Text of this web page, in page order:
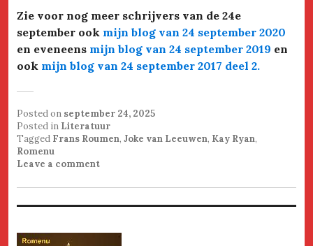
Zie voor nog meer schrijvers van de 24e
september ook mijn blog van 24 september 2020
en eveneens mijn blog van 24 september 2019 en
ook mijn blog van 24 september 2017 deel 2.
Posted on september 24, 2025
Posted in Literatuur
Tagged Frans Roumen, Joke van Leeuwen, Kay Ryan,
Romenu
Leave a comment